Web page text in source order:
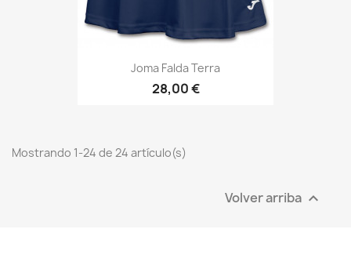
Joma Falda Terra
28,00 €
Mostrando 1-24 de 24 artículo(s)
Volver arriba 